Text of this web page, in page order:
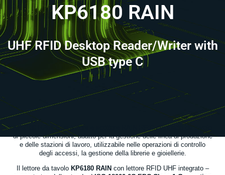
KP6180 RAIN
UHF RFID Desktop Reader/Writer with
USB type C
KP6180 RAIN è un lettore e scrittore RAIN RFIDcompatto da tavolo
di piccole dimensioni, adatto per la gestione delle linea di produzione
e delle stazioni di lavoro, utilizzabile nelle operazioni di controllo
degli accessi, la gestione della librerie e gioiellerie.
Il lettore da tavolo KP6180 RAIN con lettore RFID UHF integrato –